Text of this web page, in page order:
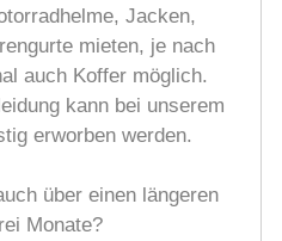
Jacken,
mieten, je nach
auch Koffer möglich.
kann bei unserem
erworben werden.
über einen längeren
Monate?